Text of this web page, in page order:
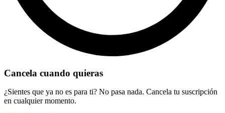
Cancela cuando quieras
¿Sientes que ya no es para ti? No pasa nada. Cancela tu suscripción
en cualquier momento.